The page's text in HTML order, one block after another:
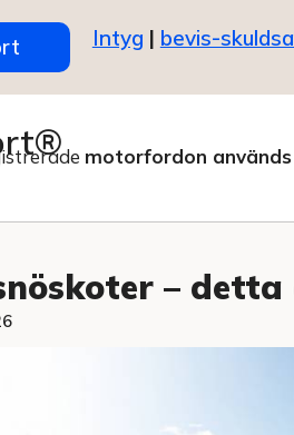
Intyg | bevis-
motorfordon används
–